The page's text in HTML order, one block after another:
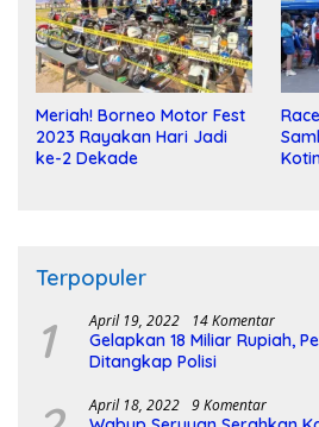
Meriah! Borneo Motor Fest
2023 Rayakan Hari Jadi
ke-2 Dekade
Terpopuler
1 April 19, 2022 14 Komentar
Gelapkan 18 Miliar Rupiah,
Ditangkap Polisi
April 18, 2022 9 Komentar